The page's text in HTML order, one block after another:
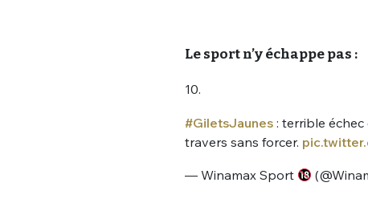
Le sport n’y échappe pas :
10.
#GiletsJaunes: terrible échec
travers sans forcer.
— Winamax Sport
JE
tweets